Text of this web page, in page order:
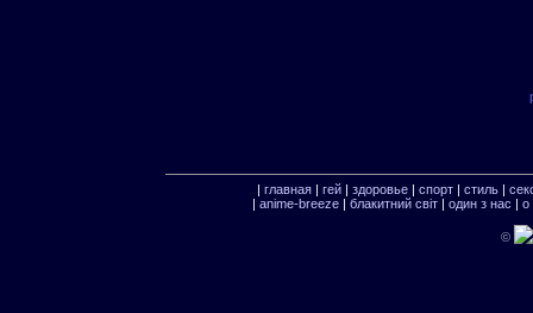
| главная| гей| здоровье| спорт| стиль|
| anime-breeze| блакитний свiт| один з нас | о
©